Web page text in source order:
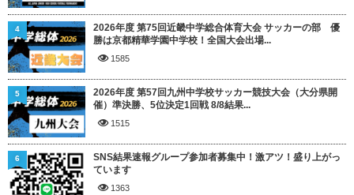
2026年度 第75回近畿中学総合体育大会 サッカーの部 優
勝は京都精華学園中学校！全国大会出場...
1585
4
2026年度 第57回九州中学校サッカー競技大会（大分県開
催）準決勝、5位決定1回戦 8/8結果...
1515
5
SNS結果速報グループ参加者募集中！激アツ！盛り上がっ
ています
1363
6